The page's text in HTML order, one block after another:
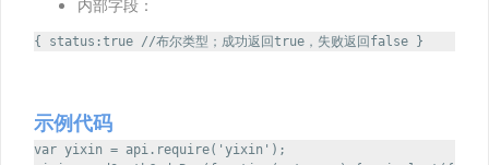
{ status:true //布尔类型；成功返回true，失败返回false }
示例代码
var yixin = api.require('yixin');